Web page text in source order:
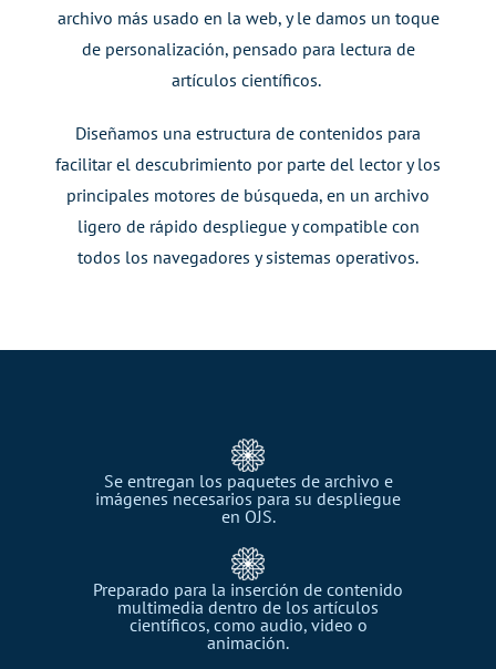
archivo más usado en la web, y le damos un toque
de personalización, pensado para lectura de
artículos científicos.
Diseñamos una estructura de contenidos para
facilitar el descubrimiento por parte del lector y los
principales motores de búsqueda, en un archivo
ligero de rápido despliegue y compatible con
todos los navegadores ysistemas operativos.
Se entregan los paquetes de archivo e
imágenes necesarios para su despliegue
en OJS.​
Preparado para la inserción de contenido
multimedia dentro de los artículos
científicos, como audio, video o
animación.​